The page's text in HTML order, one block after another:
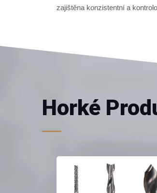
zajištěna konzistentní a
Horké